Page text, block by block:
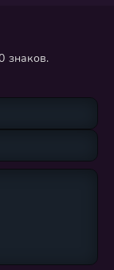
знаков.